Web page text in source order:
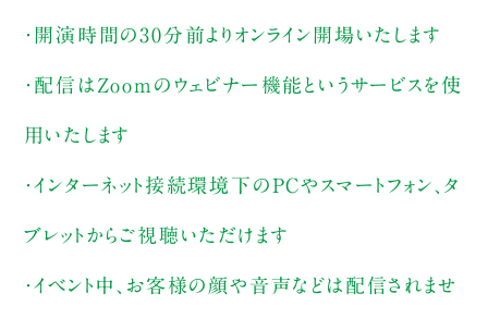
・開演時間の30分前よりオンライン開場いたします
・配信はZoomのウェビナー機能というサービスを使
用いたします
・インターネット接続環境下のPCやスマートフォン、タ
ブレットからご視聴いただけます
・イベント中、お客様の顔や音声などは配信されませ